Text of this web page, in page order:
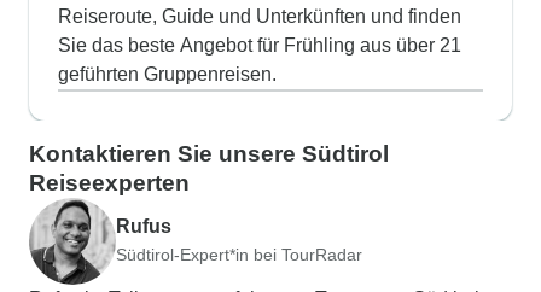
Reiseroute, Guide und Unterkünften und finden
Sie das beste Angebot für Frühling aus über 21
geführten Gruppenreisen.
Kontaktieren Sie unsere Südtirol
Reiseexperten
Rufus
Südtirol-Expert*in bei TourRadar